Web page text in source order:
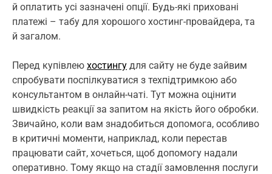
й оплатить усі зазначені опції. Будь-які приховані
платежі – табу для хорошого хостинг-провайдера, та
й загалом.
Перед купівлею хостингу для сайту не буде зайвим
спробувати поспілкуватися з техпідтримкою або
консультантом в онлайн-чаті. Тут можна оцінити
швидкість реакції за запитом на якість його обробки.
Звичайно, коли вам знадобиться допомога, особливо
в критичні моменти, наприклад, коли перестав
працювати сайт, хочеться, щоб допомогу надали
оперативно. Тому якщо на стадії замовлення послуги